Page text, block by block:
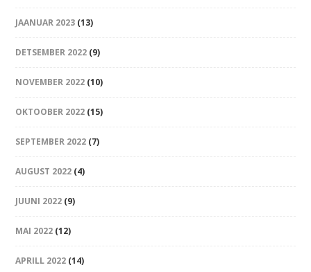
JAANUAR 2023 (13)
DETSEMBER 2022 (9)
NOVEMBER 2022 (10)
OKTOOBER 2022 (15)
SEPTEMBER 2022 (7)
AUGUST 2022 (4)
JUUNI 2022 (9)
MAI 2022 (12)
APRILL 2022 (14)